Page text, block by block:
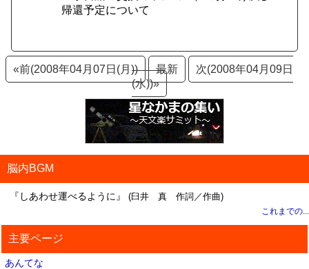
帰還予定について
«前(2008年04月07日(月)) 最新
次(2008年04月09日
(水))»
脳内BGM
『しあわせ運べるように』 (臼井 真 作詞／作曲)
これまでの...
主要ページ
あんてな